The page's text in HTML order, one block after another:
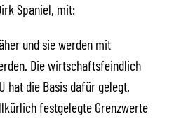
Spaniel, mit:
und sie werden mit
Die wirtschaftsfeindlich
hat die Basis dafür gelegt.
festgelegte Grenzwerte